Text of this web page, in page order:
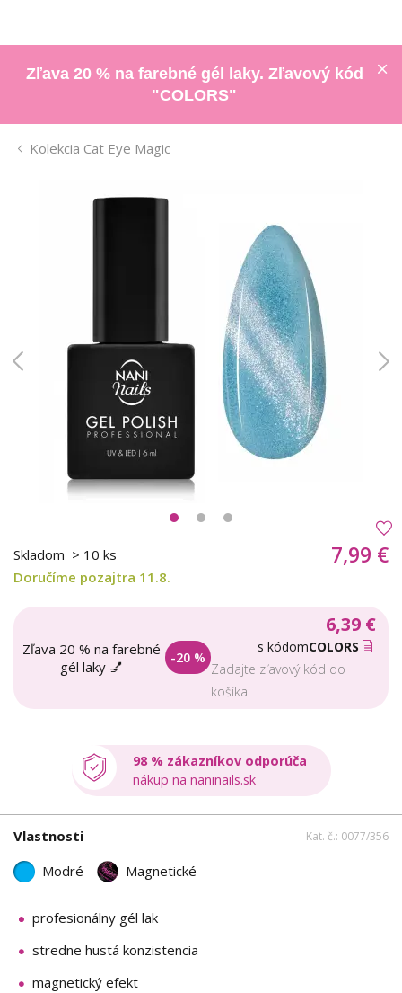
Zľava 20 % na farebné gél laky. Zľavový kód
"COLORS"
Kolekcia Cat Eye Magic
Skladom > 10 ks
Doručíme pozajtra 11.8.
7,99 €
Zľava 20 % na farebné
gél laky 💅
-20 %
6,39 €
s kódomCOLORS
Zadajte zľavový kód do
košíka
98 % zákazníkov odporúča
nákup na naninails.sk
Vlastnosti Kat. č.: 0077/356
Modré Magnetické
profesionálny gél lak
stredne hustá konzistencia
magnetický efekt